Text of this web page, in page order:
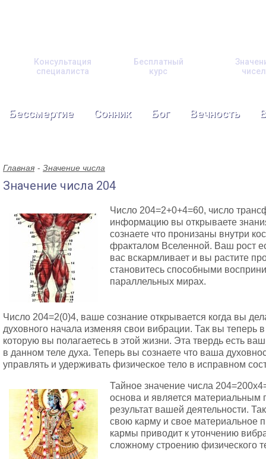
Консультация
специалиста
Бесплатный
курс
чисел
Бессмертие Сонник Бог Вечность
Главная Значение числа
Значение числа 204
Число 204=2+0+4=60, число
информацию вы открываете
сознаете что пронизаны внутри
фракталом Вселенной. Ваш рост
вас вскармливает и вы растите
становитесь способными
параллельных мирах.
Число 204=2(0)4, ваше сознание открывается когда вы
духовного начала изменяя свои вибрации. Так вы теперь
которую вы полагаетесь в этой жизни. Эта твердь есть
в данном теле духа. Теперь вы сознаете что ваша
управлять и удерживать физическое тело в исправном
Тайное значение числа
основа и является материальным
результат вашей деятельности.
свою карму и свое материальное
кармы приводит к утончению
сложному строению физического